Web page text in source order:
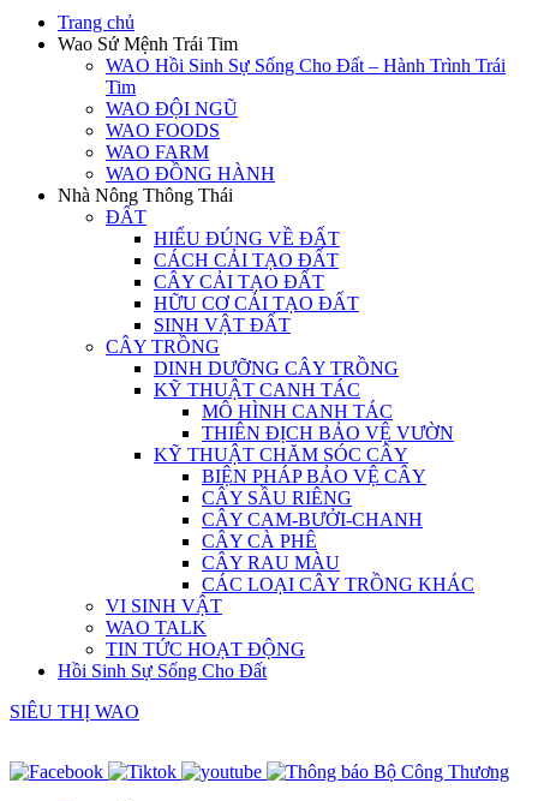
Trang chủ
Wao Sứ Mệnh Trái Tim
WAO Hồi Sinh Sự Sống Cho Đất – Hành Trình Trái
Tim
WAO ĐỘI NGŨ
WAO FOODS
WAO FARM
WAO ĐỒNG HÀNH
Nhà Nông Thông Thái
ĐẤT
HIỂU ĐÚNG VỀ ĐẤT
CÁCH CẢI TẠO ĐẤT
CÂY CẢI TẠO ĐẤT
HỮU CƠ CẢI TẠO ĐẤT
SINH VẬT ĐẤT
CÂY TRỒNG
DINH DƯỠNG CÂY TRỒNG
KỸ THUẬT CANH TÁC
MÔ HÌNH CANH TÁC
THIÊN ĐỊCH BẢO VỆ VƯỜN
KỸ THUẬT CHĂM SÓC CÂY
BIỆN PHÁP BẢO VỆ CÂY
CÂY SẦU RIÊNG
CÂY CAM-BƯỞI-CHANH
CÂY CÀ PHÊ
CÂY RAU MÀU
CÁC LOẠI CÂY TRỒNG KHÁC
VI SINH VẬT
WAO TALK
TIN TỨC HOẠT ĐỘNG
Hồi Sinh Sự Sống Cho Đất
SIÊU THỊ WAO